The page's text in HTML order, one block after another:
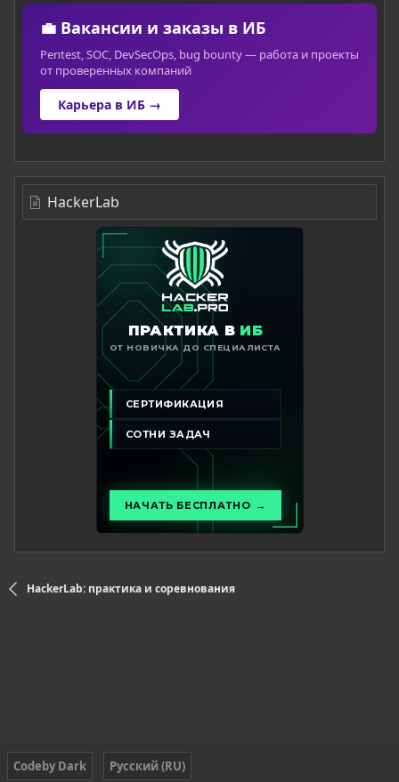
💼 Вакансии и заказы в ИБ
Pentest, SOC, DevSecOps, bug bounty — работа и проекты
от проверенных компаний
Карьера в ИБ →
HackerLab
HackerLab: практика и соревнования
Codeby Dark
Русский (RU)